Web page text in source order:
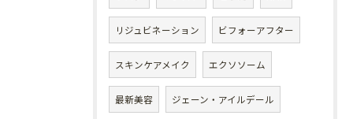
リジュビネーション ビフォーアフター
スキンケアメイク エクソソーム
最新美容 ジェーン・アイルデール